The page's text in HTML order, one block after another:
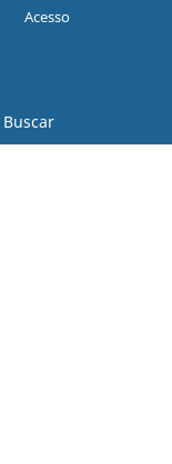
Buscar
Acesso